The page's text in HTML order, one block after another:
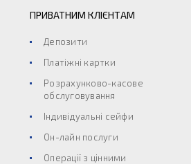
ПРИВАТНИМ КЛІЄНТАМ
Депозити
Платіжні картки
Розрахунково-касове
обслуговування
Індивідуальні сейфи
Он-лайн послуги
Операції з цінними